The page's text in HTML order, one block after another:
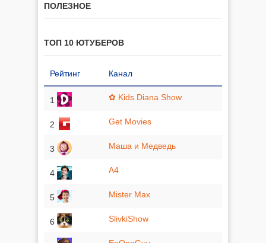
ПОЛЕЗНОЕ
ТОП 10 ЮТУБЕРОВ
Рейтинг Канал
1 ✿ Kids Diana Show
2 Get Movies
3 Маша и Медведь
4 A4
5 Mister Max
6 SlivkiShow